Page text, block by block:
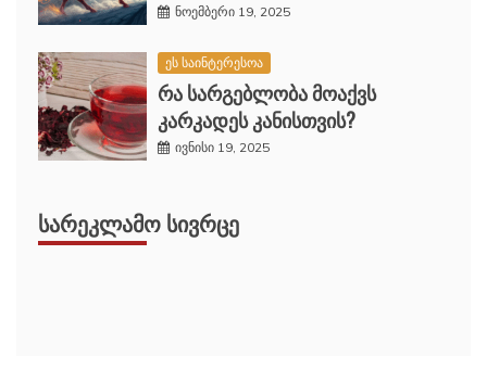
ნოემბერი 19, 2025
ეს საინტერესოა
რა სარგებლობა მოაქვს
კარკადეს კანისთვის?
ივნისი 19, 2025
ᲡᲐᲠᲔᲙᲚᲐᲛᲝ ᲡᲘᲕᲠᲪᲔ